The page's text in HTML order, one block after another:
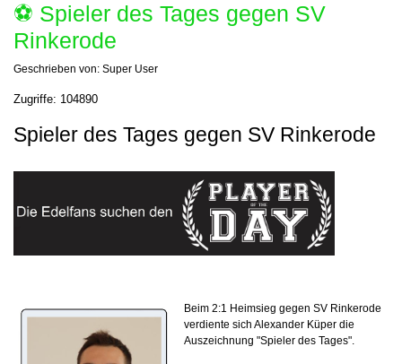
⚽️ Spieler des Tages gegen SV
Rinkerode
Geschrieben von: Super User
Zugriffe: 104890
Spieler des Tages gegen SV Rinkerode
Beim 2:1 Heimsieg gegen SV Rinkerode
verdiente sich Alexander Küper die
Auszeichnung "Spieler des Tages".